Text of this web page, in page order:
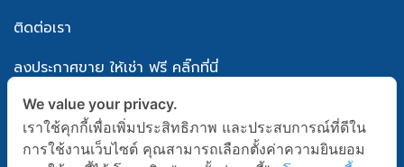
ติดต่อเรา
ลงประกาศขาย ให้เช่า ฟรี คลิ๊กที่นี่
แผนผังเว็บไซต์
นโยบายความเป็นส่วนตัว
We value your privacy.
เราใช้คุกกี้เพื่อเพิ่มประสิทธิภาพ และประสบการณ์ที่ดีใน
การใช้งานเว็บไซต์ คุณสามารถเลือกตั้งค่าความยินยอม